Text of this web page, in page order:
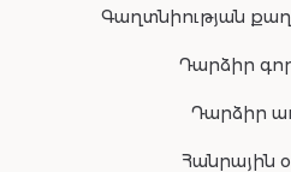
Գաղտնիության
Դարձիր
Դարձիր
Հանրային